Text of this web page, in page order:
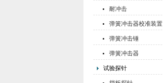
耐冲击
弹簧冲击器校准装置
弹簧冲击锤
弹簧冲击器
试验探针